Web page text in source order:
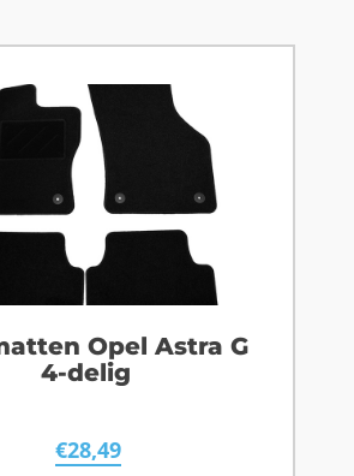
Opel Astra G
4-delig
€28,49